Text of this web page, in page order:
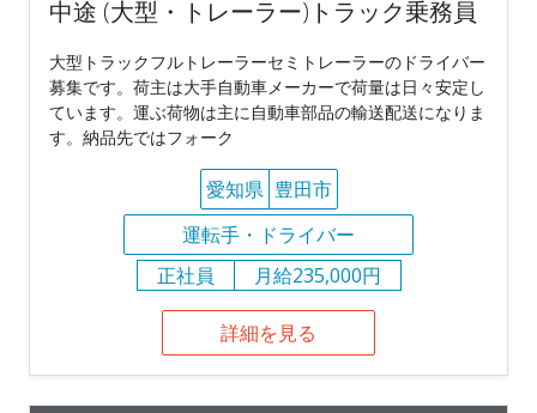
中途 (大型・トレーラー)トラック乗務員
大型トラックフルトレーラーセミトレーラーのドライバー
募集です。荷主は大手自動車メーカーで荷量は日々安定し
ています。運ぶ荷物は主に自動車部品の輸送配送になりま
す。納品先ではフォーク
愛知県 豊田市
運転手・ドライバー
正社員
月給235,000円
詳細を見る